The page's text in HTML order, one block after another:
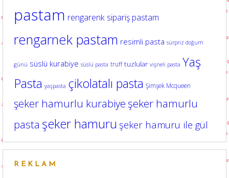
pastam rengarenk sipariş pastam
rengarnek pastam resimli pasta sürpriz doğum
günü süslü kurabiye süslü pasta truff tuzlular vişneli pasta Yaş
Pasta yaşpasta çikolatalı pasta Şimşek Mcqueen
şeker hamurlu kurabiye şeker hamurlu
pasta şeker hamuru şeker hamuru ile gül
REKLAM